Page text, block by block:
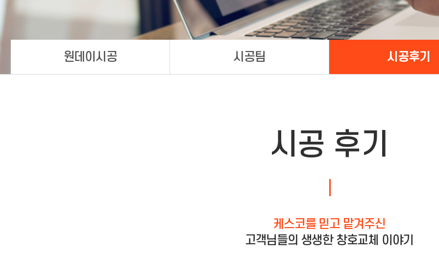
원데이시공 시공팀 시공후기
시공 후기
케스코를 믿고 맡겨주신
고객님들의 생생한 창호교체 이야기